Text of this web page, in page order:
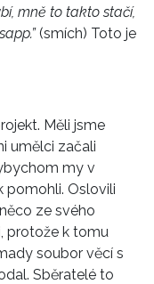
mně to takto stačí,
(smích) Toto je
Měli jsme
umělci začali
my v
pomohli. Oslovili
ze svého
protože k tomu
soubor věcí s
Sběratelé to